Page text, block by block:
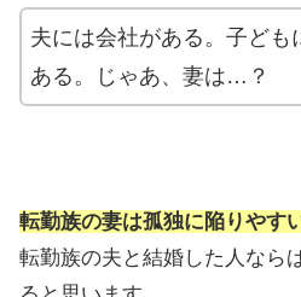
夫には会社がある。 子ども
ある。
じゃあ、妻は…？
転勤族の妻は孤独に陥りやす
転勤族の夫と結婚した人なら